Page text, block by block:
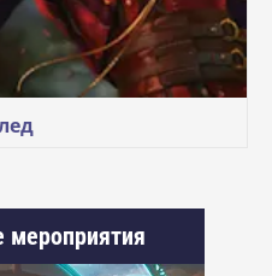
мероприятия